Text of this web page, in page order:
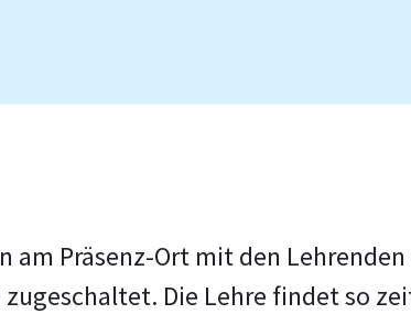
Präsenz-Ort mit den
Die Lehre findet so